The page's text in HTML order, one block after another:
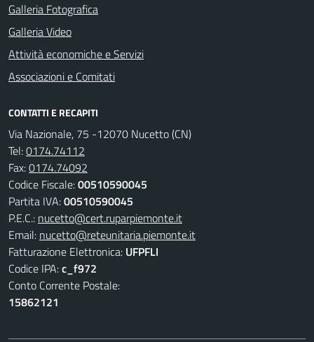
Galleria Fotografica
Galleria Video
Attività economiche e Servizi
Associazioni e Comitati
CONTATTI E RECAPITI
Via Nazionale, 75 -12070 Nucetto (CN)
Tel:0174.74112
Fax:0174.74092
Codice Fiscale:00510590045
Partita IVA:00510590045
P.E.C.: nucetto@cert.ruparpiemonte.it
Email: nucetto@reteunitaria.piemonte.it
Fatturazione Elettronica: UFPFLI
Codice IPA:c_f972
Conto Corrente Postale:
15862121